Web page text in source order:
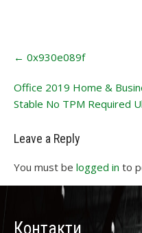
navigation
← 0x930e089f
Office 2019 Home &
Stable No TPM Required
Leave a Reply
You must be logged in to
Контакти